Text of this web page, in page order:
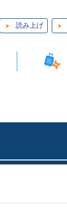
読み上げ